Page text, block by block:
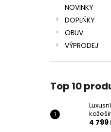
NOVINKY
DOPLŇKY
OBUV
VÝPRODEJ
Top 10
4 799